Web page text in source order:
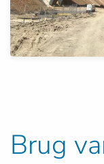
Brug